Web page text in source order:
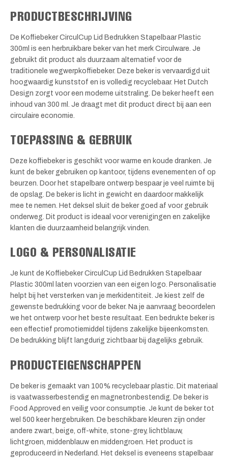
PRODUCTBESCHRIJVING
De Koffiebeker CirculCup Lid Bedrukken Stapelbaar Plastic
300ml is een herbruikbare beker van het merk Circulware. Je
gebruikt dit product als duurzaam alternatief voor de
traditionele wegwerpkoffiebeker. Deze beker is vervaardigd uit
hoogwaardig kunststof en is volledig recyclebaar. Het Dutch
Design zorgt voor een moderne uitstraling. De beker heeft een
inhoud van 300 ml. Je draagt met dit product direct bij aan een
circulaire economie.
TOEPASSING & GEBRUIK
Deze koffiebeker is geschikt voor warme en koude dranken. Je
kunt de beker gebruiken op kantoor, tijdens evenementen of op
beurzen. Door het stapelbare ontwerp bespaar je veel ruimte bij
de opslag. De beker is licht in gewicht en daardoor makkelijk
mee te nemen. Het deksel sluit de beker goed af voor gebruik
onderweg. Dit product is ideaal voor verenigingen en zakelijke
klanten die duurzaamheid belangrijk vinden.
LOGO & PERSONALISATIE
Je kunt de Koffiebeker CirculCup Lid Bedrukken Stapelbaar
Plastic 300ml laten voorzien van een eigen logo. Personalisatie
helpt bij het versterken van je merkidentiteit. Je kiest zelf de
gewenste bedrukking voor de beker. Na je aanvraag beoordelen
we het ontwerp voor het beste resultaat. Een bedrukte beker is
een effectief promotiemiddel tijdens zakelijke bijeenkomsten.
De bedrukking blijft langdurig zichtbaar bij dagelijks gebruik.
PRODUCTEIGENSCHAPPEN
De beker is gemaakt van 100% recyclebaar plastic. Dit materiaal
is vaatwasserbestendig en magnetronbestendig. De beker is
Food Approved en veilig voor consumptie. Je kunt de beker tot
wel 500 keer hergebruiken. De beschikbare kleuren zijn onder
andere zwart, beige, off-white, stone-grey, lichtblauw,
lichtgroen, middenblauw en middengroen. Het product is
geproduceerd in Nederland. Het deksel is eveneens stapelbaar